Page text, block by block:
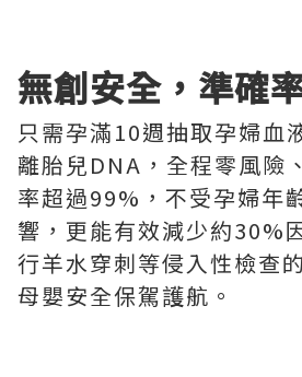
無創安全，準確
只需孕滿10週抽取孕婦血
離胎兒DNA，全程零風險
率超過99%，不受孕婦年
響，更能有效減少約30%
行羊水穿刺等侵入性檢查
母嬰安全保駕護航。